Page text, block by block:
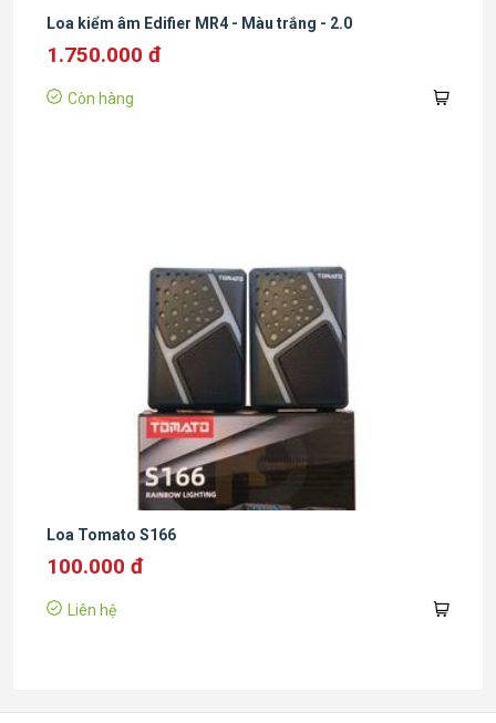
Loa kiểm âm Edifier MR4 - Màu trắng - 2.0
1.750.000 đ
Còn hàng
Loa Tomato S166
100.000 đ
Liên hệ